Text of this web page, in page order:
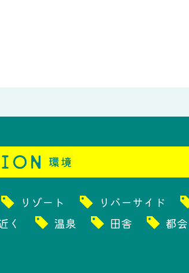
リゾート リバーサイド
く 温泉 田舎 都会